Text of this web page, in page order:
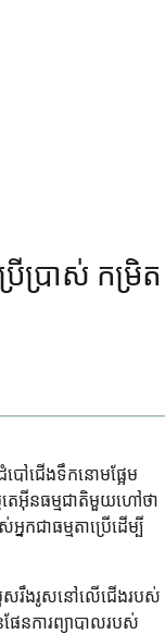
ើប្រាស់ កម្រិត
បៅជើងទឹកនោមផ្អែម
អ៊ីនធម្មជាតិមួយហៅថា
កជាធម្មតាប្រើដើម្បី
សរឹងរូសនៅលើជើងរបស់
ផែនការព្យាបាលរបស់